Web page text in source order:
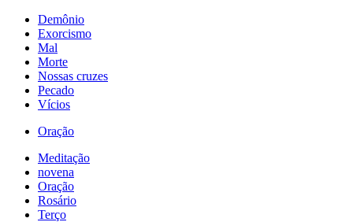
Demônio
Exorcismo
Mal
Morte
Nossas cruzes
Pecado
Vícios
Oração
Meditação
novena
Oração
Rosário
Terço